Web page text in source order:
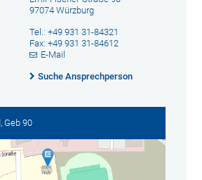
97074 Würzburg
Tel.: +49 931 31-84321
Fax: +49 931 31-84612
E-Mail
Suche Ansprechperson
Geb 90